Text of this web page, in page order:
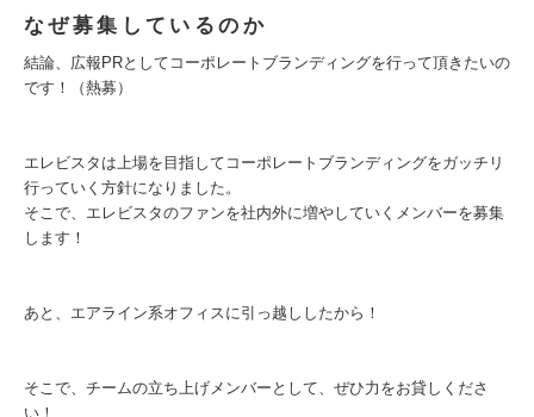
なぜ募集しているのか
結論、広報PRとしてコーポレートブランディングを行って頂きたいの
です！（熱募）
エレビスタは上場を目指してコーポレートブランディングをガッチリ
行っていく方針になりました。
そこで、エレビスタのファンを社内外に増やしていくメンバーを募集
します！
あと、エアライン系オフィスに引っ越ししたから！
そこで、チームの立ち上げメンバーとして、ぜひ力をお貸しくださ
い！